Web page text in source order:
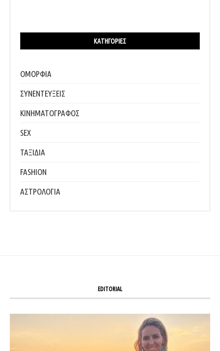
ΚΑΤΗΓΟΡΊΕΣ
ΟΜΟΡΦΙΑ
ΣΥΝΕΝΤΕΥΞΕΙΣ
ΚΙΝΗΜΑΤΟΓΡΑΦΟΣ
SEX
ΤΑΞΙΔΙΑ
FASHION
ΑΣΤΡΟΛΟΓΙΑ
EDITORIAL